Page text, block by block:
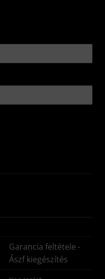
Garancia feltétele -
Ászf kiegészítés